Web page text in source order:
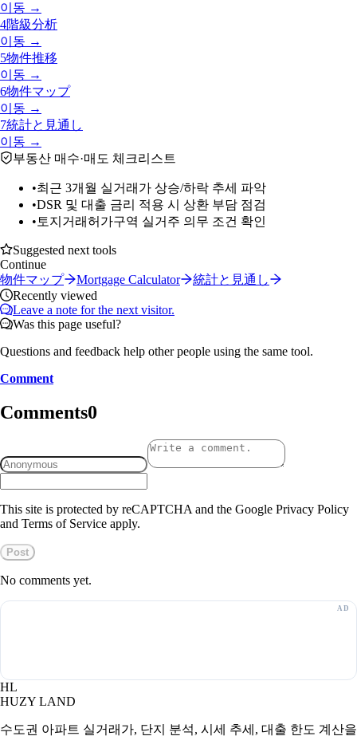
이동 →
4階級分析
이동 →
5物件推移
이동 →
6物件マップ
이동 →
7統計と見通し
이동 →
부동산 매수·매도 체크리스트
•최근 3개월 실거래가 상승/하락 추세 파악
•DSR 및 대출 금리 적용 시 상환 부담 점검
• 토지거래허가구역 실거주 의무 조건 확인
Suggested next tools
Continue
物件マップ
Mortgage Calculator
統計と見通し
Recently viewed
Leave a note for the next visitor.
Was this page useful?
Questions and feedback help other people using the same tool.
Comment
Comments0
This site is protected by reCAPTCHA and the Google Privacy Policy
and Terms of Service apply.
Post
No comments yet.
HL
HUZY LAND
수도권 아파트 실거래가, 단지 분석, 시세 추세, 대출 한도 계산을